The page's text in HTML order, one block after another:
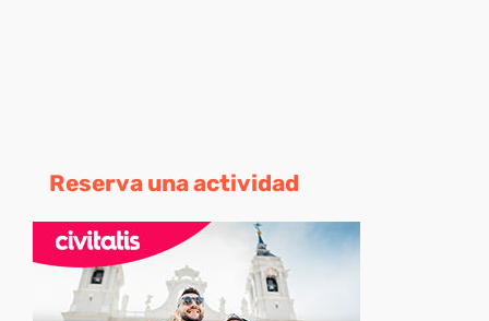
Reserva una actividad